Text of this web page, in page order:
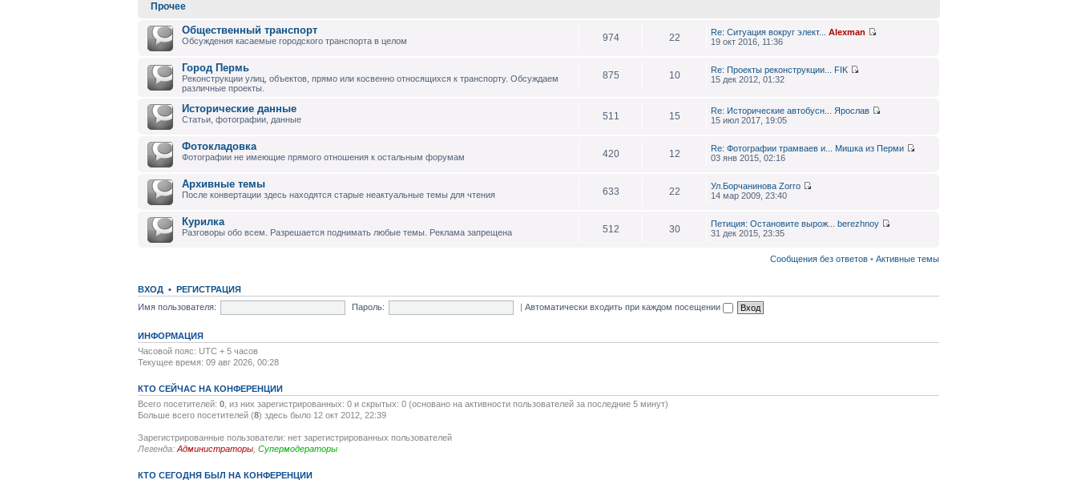
Прочее
Общественный транспорт
Обсуждения касаемые городского транспорта в целом 974 22 Re: Ситуация вокруг элект...
Alexman
19 окт 2016, 11:36
Город Пермь
Реконструкции улиц, объектов, прямо или косвенно относящихся к транспорту. Обсуждаем
различные проекты.
875 10 Re: Проекты реконструкции...
FIK
15 дек 2012, 01:32
Исторические данные
Статьи, фотографии, данные 511 15 Re: Исторические автобусн...
Ярослав
15 июл 2017, 19:05
Фотокладовка
Фотографии не имеющие прямого отношения к остальным форумам 420 12 Re: Фотографии трамваев и...
Мишка из Перми
03 янв 2015, 02:16
Архивные темы
После конвертации здесь находятся старые неактуальные темы для чтения 633 22 Ул.Борчанинова Zorro
14 мар 2009, 23:40
Курилка
Разговоры обо всем. Разрешается поднимать любые темы. Реклама запрещена 512 30 Петиция: Остановите вырож...
berezhnoy
31 дек 2015, 23:35
Сообщения без ответов • Активные темы
ВХОД • РЕГИСТРАЦИЯ
Имя пользователя:
Пароль: | Автоматически входить при каждом посещении
ИНФОРМАЦИЯ
Часовой пояс: UTC + 5 часов
Текущее время: 09 авг 2026, 00:28
КТО СЕЙЧАС НА КОНФЕРЕНЦИИ
Всего посетителей: 0 , из них зарегистрированных: 0 и скрытых: 0 (основано на активности пользователей за последние 5 минут)
Больше всего посетителей (8) здесь было 12 окт 2012, 22:39
Зарегистрированные пользователи: нет зарегистрированных пользователей
Легенда: Администраторы Супермодераторы
КТО СЕГОДНЯ БЫЛ НА КОНФЕРЕНЦИИ